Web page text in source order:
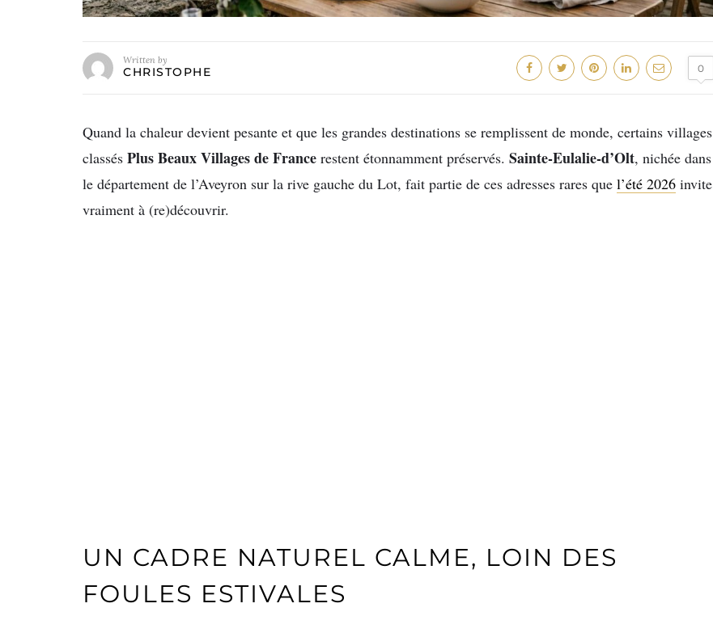
Written by
CHRISTOPHE 0
Quand la chaleur devient pesante et que les grandes destinations se remplissent de monde, certains villages
classés Plus Beaux Villages de France restent étonnamment préservés. Sainte-Eulalie-d’Olt, nichée dans
le département de l’Aveyron sur la rive gauche du Lot, fait partie de ces adresses rares que l’été 2026 invite
vraiment à (re)découvrir.
UN CADRE NATUREL CALME, LOIN DES
FOULES ESTIVALES